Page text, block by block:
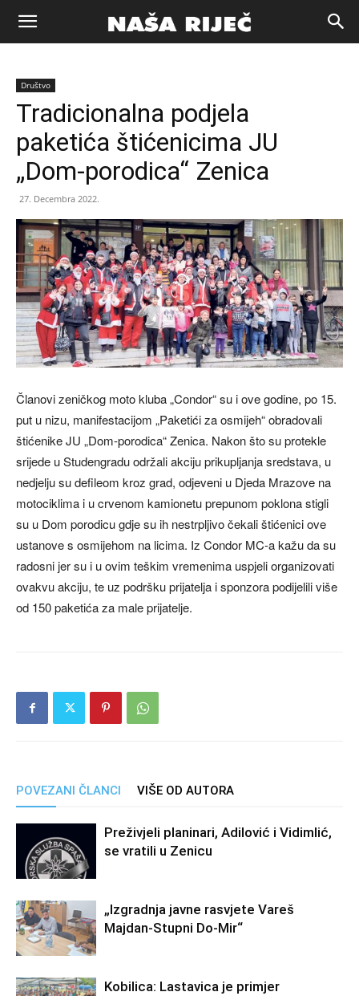
Naša
riječ
Zenica
Društvo
Tradicionalna podjela
paketića štićenicima JU
„Dom-porodica“ Zenica
27. Decembra 2022.
Članovi zeničkog moto kluba „Condor“ su i ove godine, po 15.
put u nizu, manifestacijom „Paketići za osmijeh“ obradovali
štićenike JU „Dom-porodica“ Zenica. Nakon što su protekle
srijede u Studengradu održali akciju prikupljanja sredstava, u
nedjelju su defileom kroz grad, odjeveni u Djeda Mrazove na
motociklima i u crvenom kamionetu prepunom poklona stigli
su u Dom porodicu gdje su ih nestrpljivo čekali štićenici ove
ustanove s osmijehom na licima. Iz Condor MC-a kažu da su
radosni jer su i u ovim teškim vremenima uspjeli organizovati
ovakvu akciju, te uz podršku prijatelja i sponzora podijelili više
od 150 paketića za male prijatelje.
POVEZANI ČLANCI VIŠE OD AUTORA
Preživjeli planinari, Adilović i Vidimlić,
se vratili u Zenicu
„Izgradnja javne rasvjete Vareš
Majdan-Stupni Do-Mir“
Kobilica: Lastavica je primjer